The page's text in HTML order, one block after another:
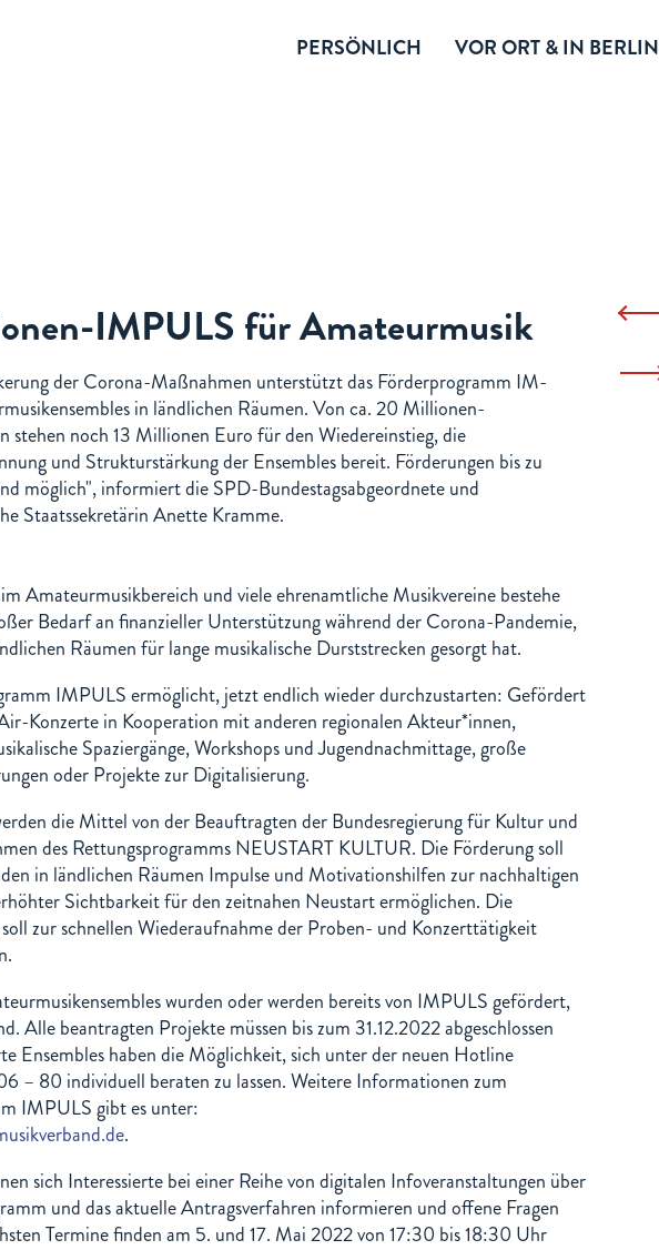
PERSÖNLICH VOR ORT & IN BERLIN
IMPULS für Amateurmusik
der Corona-Maßnahmen unterstützt das Förderprogramm IM-
in ländlichen Räumen. Von ca. 20 Millionen-
stehen noch 13 Millionen Euro für den Wiedereinstieg, die
und Strukturstärkung der Ensembles bereit. Förderungen bis zu
möglich", informiert die SPD-Bundestagsabgeordnete und
Staatssekretärin Anette Kramme.
Amateurmusikbereich und viele ehrenamtliche Musikvereine bestehe
Bedarf an finanzieller Unterstützung während der Corona-Pandemie,
Räumen für lange musikalische Durststrecken gesorgt hat.
IMPULS ermöglicht, jetzt endlich wieder durchzustarten: Gefördert
Konzerte in Kooperation mit anderen regionalen Akteur*innen,
Spaziergänge, Workshops und Jugendnachmittage, große
oder Projekte zur Digitalisierung.
die Mittel von der Beauftragten der Bundesregierung für Kultur und
des Rettungsprogramms NEUSTART KULTUR. Die Förderung soll
in ländlichen Räumen Impulse und Motivationshilfen zur nachhaltigen
Sichtbarkeit für den zeitnahen Neustart ermöglichen. Die
zur schnellen Wiederaufnahme der Proben- und Konzerttätigkeit
wurden oder werden bereits von IMPULS gefördert,
Alle beantragten Projekte müssen bis zum 31.12.2022 abgeschlossen
Ensembles haben die Möglichkeit, sich unter der neuen Hotline
– 80 individuell beraten zu lassen. Weitere Informationen zum
IMPULS gibt es unter:
.
sich Interessierte bei einer Reihe von digitalen Infoveranstaltungen über
und das aktuelle Antragsverfahren informieren und offene Fragen
Termine finden am 5. und 17. Mai 2022 von 17:30 bis 18:30 Uhr